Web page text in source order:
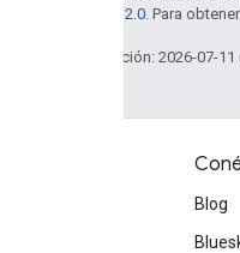
licencia Apache 2.0 . Para
Última actualización: 2026-07-11
Blog